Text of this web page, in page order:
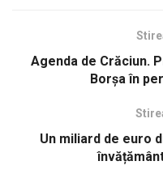
Agenda de Crăciun.
Borşa în
Un miliard de euro